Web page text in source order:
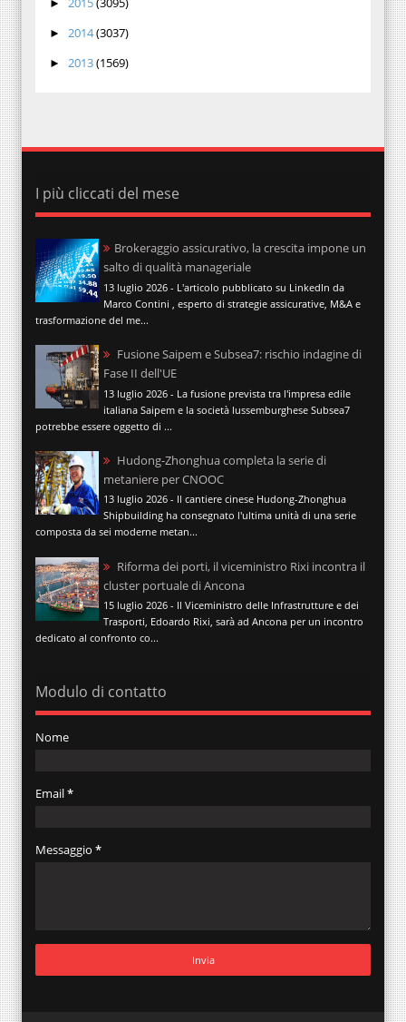
►
► 2014(3037)
► 2013(1569)
I più cliccati del mese
Brokeraggio assicurativo, la crescita impone un
salto di qualità manageriale
13 luglio 2026 - L'articolo pubblicato su LinkedIn da
Marco Contini , esperto di strategie assicurative, M&A e
trasformazione del me...
Fusione Saipem e Subsea7: rischio indagine di
Fase II dell'UE
13 luglio 2026 - La fusione prevista tra l'impresa edile
italiana Saipem e la società lussemburghese Subsea7
potrebbe essere oggetto di ...
Hudong-Zhonghua completa la serie di
metaniere per CNOOC
13 luglio 2026 - Il cantiere cinese Hudong-Zhonghua
Shipbuilding ha consegnato l'ultima unità di una serie
composta da sei moderne metan...
Riforma dei porti, il viceministro Rixi incontra il
cluster portuale di Ancona
15 luglio 2026 - Il Viceministro delle Infrastrutture e dei
Trasporti, Edoardo Rixi, sarà ad Ancona per un incontro
dedicato al confronto co...
Modulo di contatto
Nome
Email*
Messaggio *